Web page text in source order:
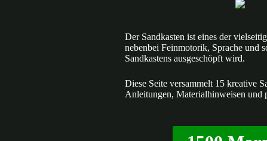
Der Sandkasten ist eines der
nebenbei Feinmotorik, Sprache und
Sandkastens ausgeschöpft wird.
Diese Seite versammelt 15 kreative
Anleitungen, Materialhinweisen und